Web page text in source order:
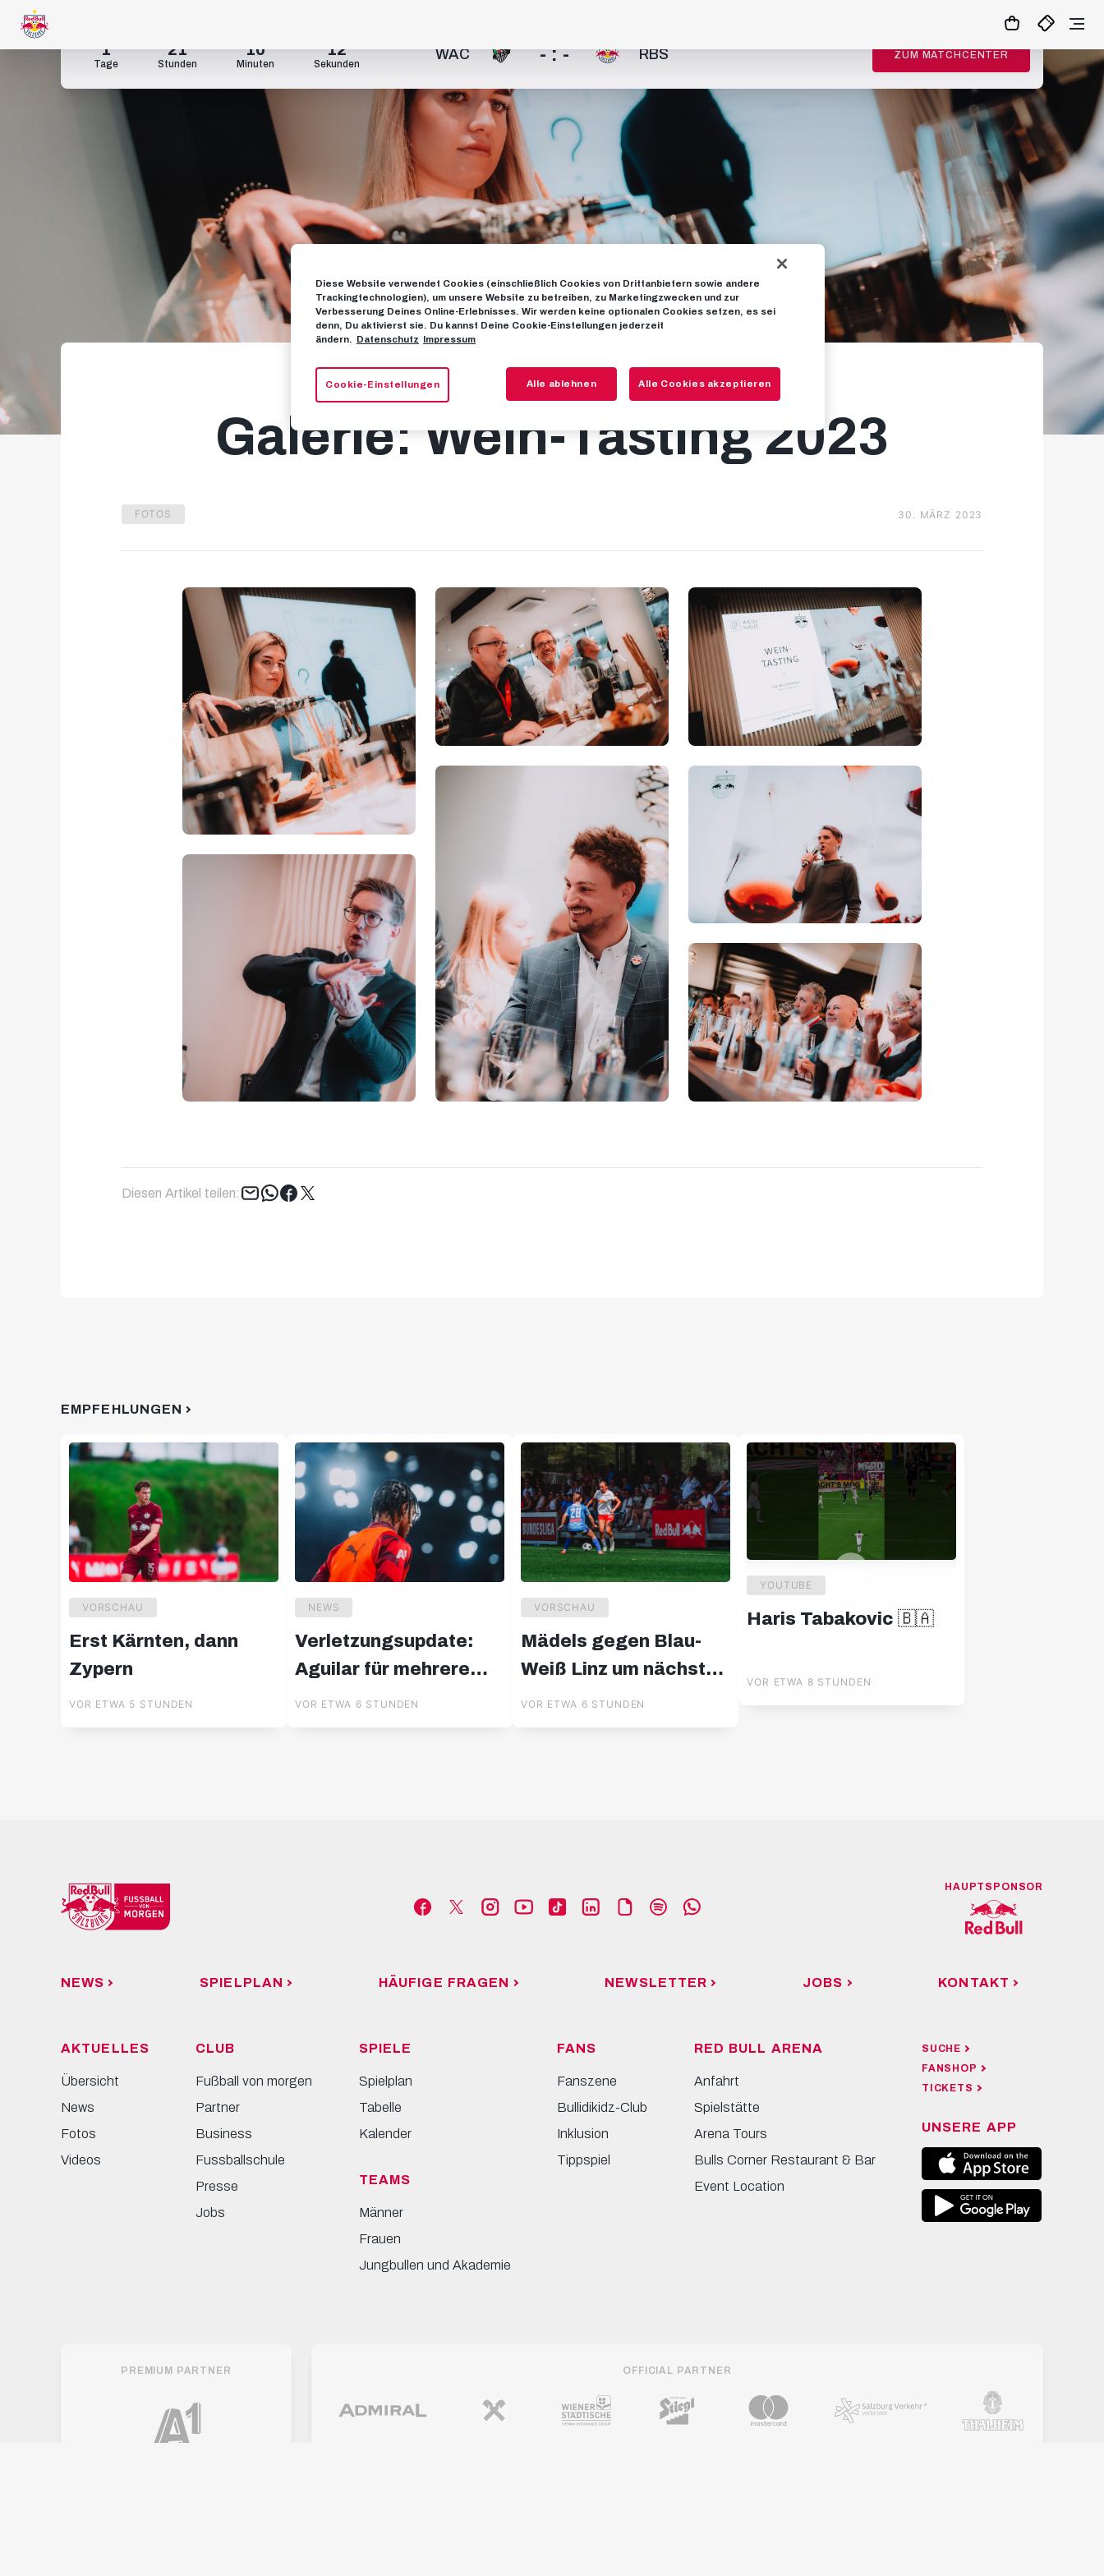
1
Tage
21
Stunden
10
Minuten
11
Sekunden
WAC - : - RBS ZUM MATCHCENTER
Galerie: Wein-Tasting 2023
FOTOS 30. MÄRZ 2023
Diesen Artikel teilen: Tweet
EMPFEHLUNGEN
VORSCHAU
Erst Kärnten, dann
Zypern
VOR ETWA 5 STUNDEN
NEWS
Verletzungsupdate:
Aguilar für mehrere
Wochen out
VOR ETWA 6 STUNDEN
VORSCHAU
Mädels gegen Blau-
Weiß Linz um nächsten
Erfolg
VOR ETWA 6 STUNDEN
YOUTUBE
Haris Tabakovic 🇧🇦
VOR ETWA 8 STUNDEN
HAUPTSPONSOR
NEWS SPIELPLAN HÄUFIGE FRAGEN NEWSLETTER JOBS KONTAKT
AKTUELLES
Übersicht
News
Fotos
Videos
CLUB
Fußball von morgen
Partner
Business
Fussballschule
Presse
Jobs
SPIELE
Spielplan
Tabelle
Kalender
TEAMS
Männer
Frauen
Jungbullen und Akademie
FANS
Fanszene
Bullidikidz-Club
Inklusion
Tippspiel
RED BULL ARENA
Anfahrt
Spielstätte
Arena Tours
Bulls Corner Restaurant & Bar
Event Location
SUCHE
FANSHOP
TICKETS
UNSERE APP
PREMIUM PARTNER OFFICIAL PARTNER
Diese Website verwendet Cookies (einschließlich Cookies von Drittanbietern sowie andere
Trackingtechnologien), um unsere Website zu betreiben, zu Marketingzwecken und zur
Verbesserung Deines Online-Erlebnisses. Wir werden keine optionalen Cookies setzen, es sei
denn, Du aktivierst sie. Du kannst Deine Cookie-Einstellungen jederzeit
ändern.
Datenschutz Impressum
Cookie-Einstellungen Alle ablehnen Alle Cookies akzeptieren